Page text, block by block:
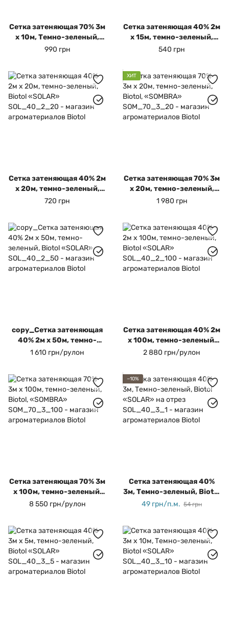
Сетка затеняющая 70% 3м
х 10м, Темно-зеленый,
Biotol «SOMBRA»
990 грн
Сетка затеняющая 40% 2м
х 15м, темно-зеленый,
Biotol «SOLAR»
540 грн
Сетка затеняющая 40% 2м
х 20м, темно-зеленый,
Biotol «SOLAR»
720 грн
ХИТ
Сетка затеняющая 70% 3м
х 20м, темно-зеленый,
Biotol, «SOMBRA»
1 980 грн
copy_Сетка затеняющая
40% 2м х 50м, темно-
зеленый, Biotol «SOLAR»
1 610 грн/рулон
Сетка затеняющая 40% 2м
х 100м, темно-зеленый,
Biotol «SOLAR»
2 880 грн/рулон
Сетка затеняющая 70% 3м
х 100м, темно-зеленый,
Biotol, «SOMBRA»
8 550 грн/рулон
−10%
Сетка затеняющая 40%
3м, Темно-зеленый, Biotol
«SOLAR» на отрез
49 грн/п.м. 54 грн